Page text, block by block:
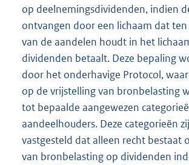
op deelnemingsdividenden, indien
ontvangen door een lichaam dat
van de aandelen houdt in het
dividenden betaalt. Deze bepaling
door het onderhavige Protocol,
op de vrijstelling van bronbelasting
tot bepaalde aangewezen
aandeelhouders. Deze categorieën
vastgesteld dat alleen recht bestaat
van bronbelasting op dividenden